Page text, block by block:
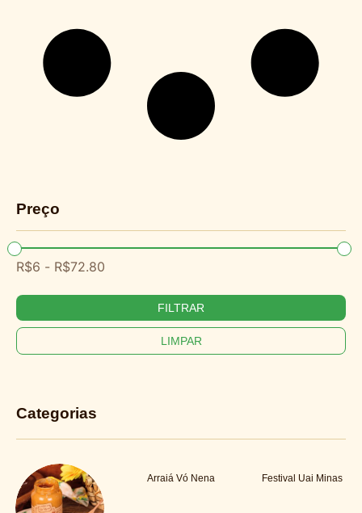
Preço
R$6 - R$72.80
FILTRAR
Categorias
Arraiá Vó Nena Festival Uai Minas